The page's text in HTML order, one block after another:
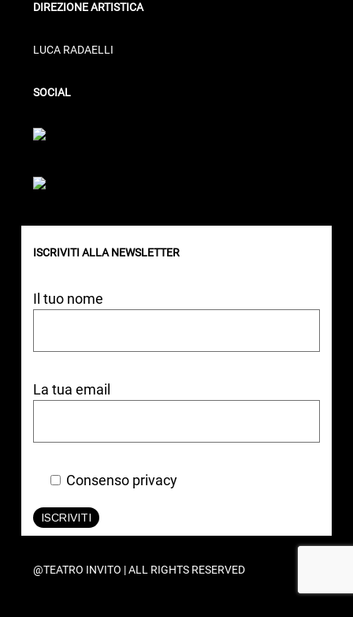
DIREZIONE ARTISTICA
LUCA RADAELLI
SOCIAL
ISCRIVITI ALLA NEWSLETTER
Il tuo nome
La tua email
Consenso privacy
ISCRIVITI
@TEATRO INVITO | ALL RIGHTS RESERVED